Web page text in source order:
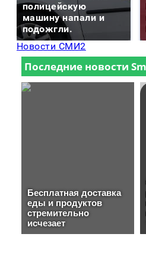
полицейскую
машину напали и
подожгли.
Новости СМИ2